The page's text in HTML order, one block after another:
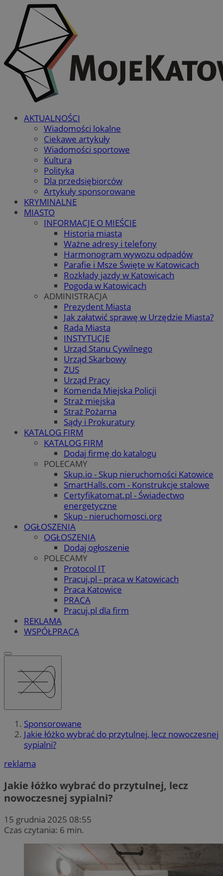
AKTUALNOŚCI
Wiadomości lokalne
Ciekawe artykuły
Wiadomości sportowe
Kultura
Polityka
Dla przedsiębiorców
Artykuły sponsorowane
KRYMINALNE
MIASTO
INFORMACJE O MIEŚCIE
Historia miasta
Ważne adresy i telefony
Harmonogram wywozu odpadów
Parafie i Msze Święte w Katowicach
Rozkłady jazdy w Katowicach
Pogoda w Katowicach
ADMINISTRACJA
Prezydent Miasta
Jak załatwić sprawę w Urzędzie Miasta?
Rada Miasta
INSTYTUCJE
Urząd Stanu Cywilnego
Urząd Skarbowy
ZUS
Urząd Pracy
Komenda Miejska Policji
Straż miejska
Straż Pożarna
Sądy i Prokuratury
KATALOG FIRM
KATALOG FIRM
Dodaj firmę do katalogu
POLECAMY
Skup.io - Skup nieruchomości Katowice
SmartHalls.com - Konstrukcje stalowe
Certyfikatomat.pl - Świadectwo
energetyczne
Skup - nieruchomosci.org
OGŁOSZENIA
OGŁOSZENIA
Dodaj ogłoszenie
POLECAMY
Protocol IT
Pracuj.pl - praca w Katowicach
Praca Katowice
PRACA
Pracuj.pl dla firm
REKLAMA
WSPÓŁPRACA
Sponsorowane
Jakie łóżko wybrać do przytulnej, lecz nowoczesnej
sypialni?
reklama
Jakie łóżko wybrać do przytulnej, lecz
nowoczesnej sypialni?
15 grudnia 2025 08:55
Czas czytania: 6 min.